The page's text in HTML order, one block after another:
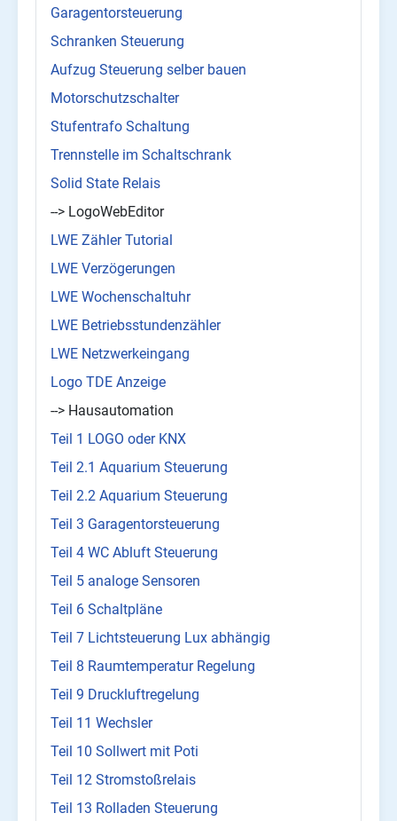
Garagentorsteuerung
Schranken Steuerung
Aufzug Steuerung selber bauen
Motorschutzschalter
Stufentrafo Schaltung
Trennstelle im Schaltschrank
Solid State Relais
--> LogoWebEditor
LWE Zähler Tutorial
LWE Verzögerungen
LWE Wochenschaltuhr
LWE Betriebsstundenzähler
LWE Netzwerkeingang
Logo TDE Anzeige
--> Hausautomation
Teil 1 LOGO oder KNX
Teil 2.1 Aquarium Steuerung
Teil 2.2 Aquarium Steuerung
Teil 3 Garagentorsteuerung
Teil 4 WC Abluft Steuerung
Teil 5 analoge Sensoren
Teil 6 Schaltpläne
Teil 7 Lichtsteuerung Lux abhängig
Teil 8 Raumtemperatur Regelung
Teil 9 Druckluftregelung
Teil 11 Wechsler
Teil 10 Sollwert mit Poti
Teil 12 Stromstoßrelais
Teil 13 Rolladen Steuerung